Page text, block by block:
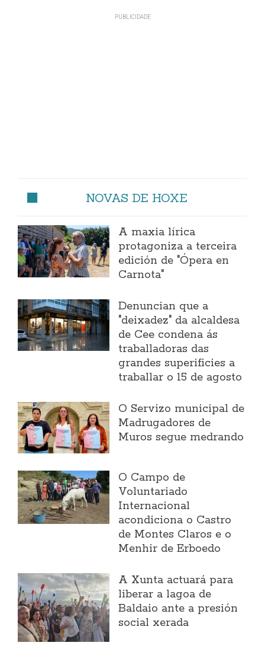
NOVAS DE HOXE
A maxia lírica
protagoniza a terceira
edición de "Ópera en
Carnota"
Denuncian que a
"deixadez" da alcaldesa
de Cee condena ás
traballadoras das
grandes superificies a
traballar o 15 de agosto
O Servizo municipal de
Madrugadores de
Muros segue medrando
O Campo de
Voluntariado
Internacional
acondiciona o Castro
de Montes Claros e o
Menhir de Erboedo
A Xunta actuará para
liberar a lagoa de
Baldaio ante a presión
social xerada